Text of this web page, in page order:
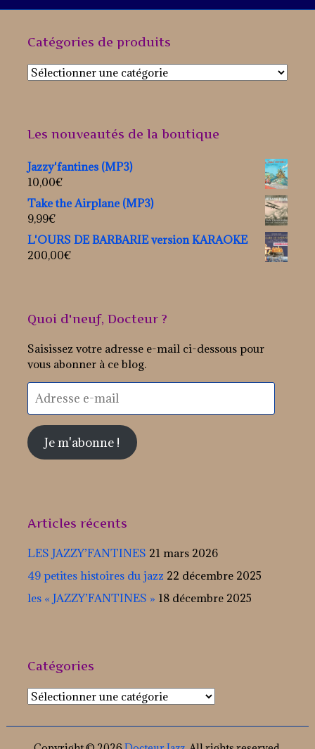
Catégories de produits
Les nouveautés de la boutique
Jazzy'fantines (MP3)
10,00€
Take the Airplane (MP3)
9,99€
L'OURS DE BARBARIE version KARAOKE
200,00€
Quoi d'neuf, Docteur ?
Saisissez votre adresse e-mail ci-dessous pour
vous abonner à ce blog.
Adresse
e-
Je m'abonne !
Articles récents
LES JAZZY’FANTINES 21 mars 2026
49 petites histoires du jazz 22 décembre 2025
les « JAZZY’FANTINES » 18 décembre 2025
Catégories
Catégories